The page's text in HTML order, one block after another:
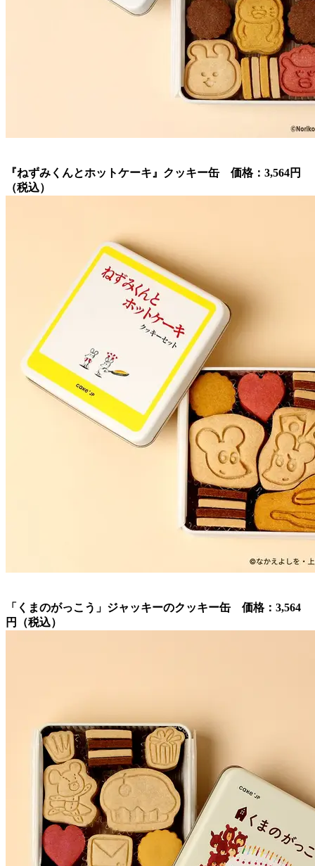
『ねずみくんとホットケーキ』クッキー缶 価格：3,564円
（税込）
「くまのがっこう」ジャッキーのクッキー缶 価格：3,564
円（税込）